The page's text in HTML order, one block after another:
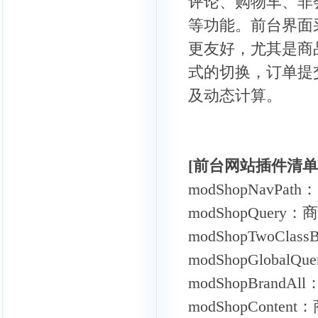
等功能。前台界面
更友好，尤其是
式的切换，订单
及动态计算。
[前台网站插件清
modShopNavPath
modShopQuery：
modShopBrandAll
modShopContent